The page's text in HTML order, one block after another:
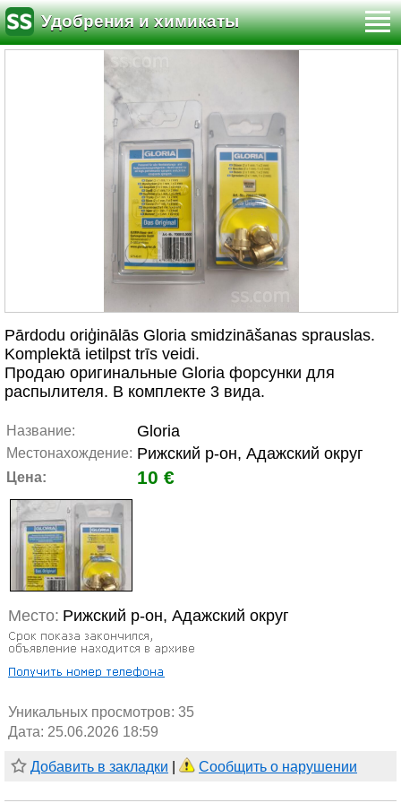
Удобрения и химикаты
Pārdodu oriģinālās Gloria smidzināšanas sprauslas.
Komplektā ietilpst trīs veidi.
Продаю оригинальные Gloria форсунки для
распылителя. В комплекте 3 вида.
Название: Gloria
Местонахождение: Рижский р-он, Адажский округ
Цена: 10 €
Место: Рижский р-он, Адажский округ
Уникальных просмотров: 35
Дата: 25.06.2026 18:59
Добавить в закладки Сообщить о нарушении